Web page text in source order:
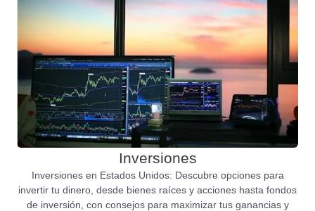
Inversiones
Inversiones en Estados Unidos: Descubre opciones para
invertir tu dinero, desde bienes raíces y acciones hasta fondos
de inversión, con consejos para maximizar tus ganancias y